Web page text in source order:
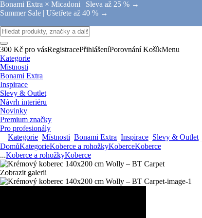
Bonami Extra × Micadoni | Sleva až 25 % →
Summer Sale | Ušetřete až 40 % →
300 Kč pro vásRegistracePřihlášeníPorovnání KošíkMenu
Kategorie
Místnosti
Bonami Extra
Inspirace
Slevy & Outlet
Návrh interiéru
Novinky
Premium značky
Pro profesionály
Kategorie Místnosti Bonami Extra Inspirace Slevy & Outlet
DomůKategorieKoberce a rohožkyKoberceKoberce
...Koberce a rohožkyKoberce
Zobrazit galerii